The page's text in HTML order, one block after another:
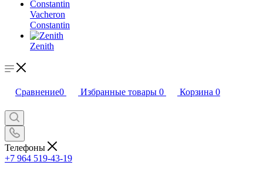
Vacheron
Constantin
Zenith
Сравнение0 Избранные товары 0 Корзина 0
Телефоны
+7 964 519-43-19